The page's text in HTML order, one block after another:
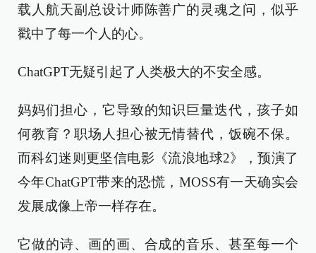
载人航天副总设计师陈善广的灵魂之问，似乎
戳中了每一个人的心。
ChatGPT无疑引起了人类极大的不安全感。
妈妈们担心，它导致的知识巨量迭代，孩子如
何教育？职场人担心被无情替代，饭碗不保。
而科幻迷则更坚信电影《流浪地球2》，预演了
今年ChatGPT带来的恐慌，MOSS有一天确实会
发展成像上帝一样存在。
它做的诗、画的画、合成的音乐、甚至每一个